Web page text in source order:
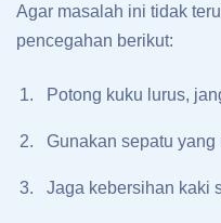
Agar masalah ini tidak
pencegahan berikut:
Potong kuku lurus,
Gunakan sepatu
Jaga kebersihan kaki